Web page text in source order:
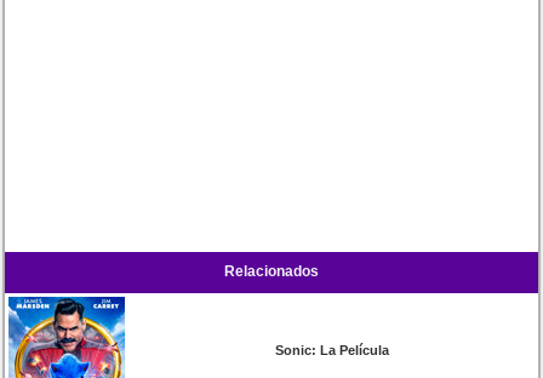
Relacionados
Sonic: La Película